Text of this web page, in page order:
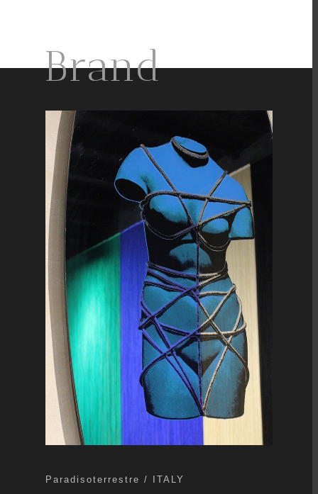
Brand
Paradisoterrestre / ITALY